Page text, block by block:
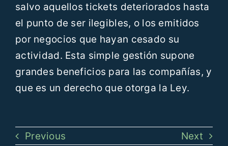
salvo aquellos tickets deteriorados hasta
el punto de ser ilegibles, o los emitidos
por negocios que hayan cesado su
actividad. Esta simple gestión supone
grandes beneficios para las compañías, y
que es un derecho que otorga la Ley.
Previous Next